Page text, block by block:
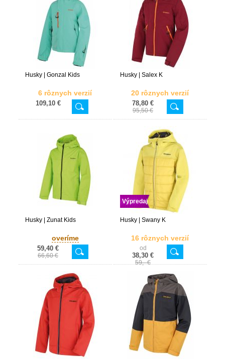
Husky | Gonzal Kids
6 rôznych verzií
109,10 €
Husky | Salex K
20 rôznych verzií
78,80 €
95,50 €
Husky | Zunat Kids
overíme
59,40 €
66,60 €
Výpredaj
Husky | Swany K
16 rôznych verzií
od
38,30 €
59,- €